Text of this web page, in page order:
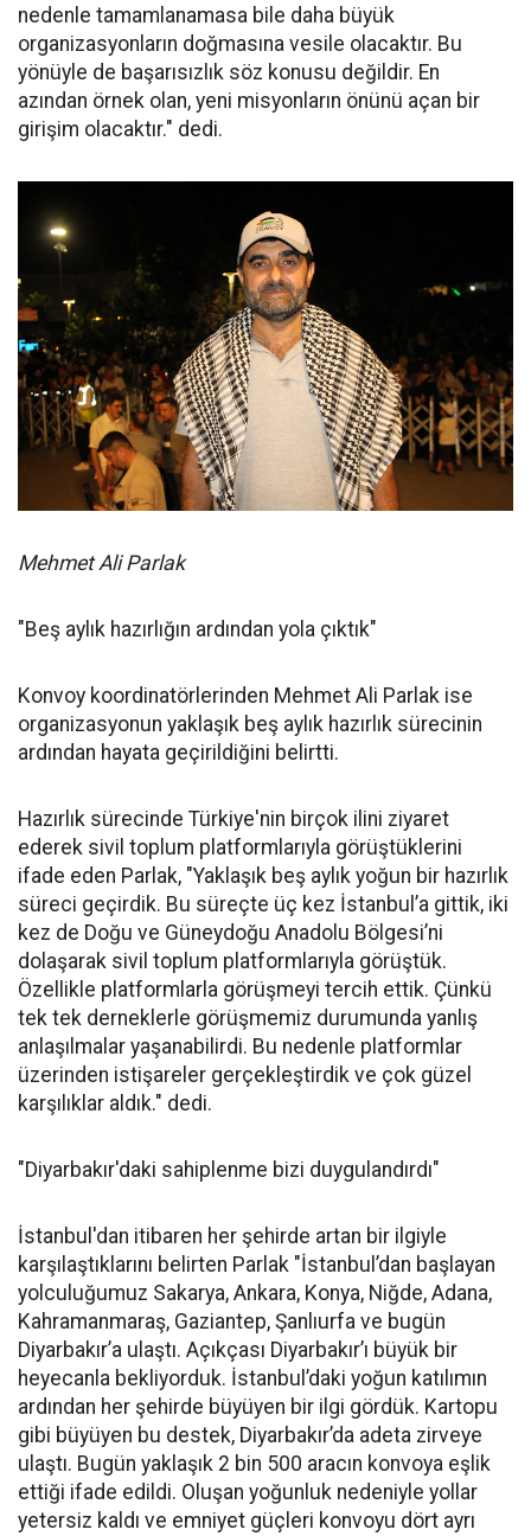
nedenle tamamlanamasa bile daha büyük
organizasyonların doğmasına vesile olacaktır. Bu
yönüyle de başarısızlık söz konusu değildir. En
azından örnek olan, yeni misyonların önünü açan bir
girişim olacaktır." dedi.
Mehmet Ali Parlak
"Beş aylık hazırlığın ardından yola çıktık"
Konvoy koordinatörlerinden Mehmet Ali Parlak ise
organizasyonun yaklaşık beş aylık hazırlık sürecinin
ardından hayata geçirildiğini belirtti.
Hazırlık sürecinde Türkiye'nin birçok ilini ziyaret
ederek sivil toplum platformlarıyla görüştüklerini
ifade eden Parlak, "Yaklaşık beş aylık yoğun bir hazırlık
süreci geçirdik. Bu süreçte üç kez İstanbul’a gittik, iki
kez de Doğu ve Güneydoğu Anadolu Bölgesi’ni
dolaşarak sivil toplum platformlarıyla görüştük.
Özellikle platformlarla görüşmeyi tercih ettik. Çünkü
tek tek derneklerle görüşmemiz durumunda yanlış
anlaşılmalar yaşanabilirdi. Bu nedenle platformlar
üzerinden istişareler gerçekleştirdik ve çok güzel
karşılıklar aldık." dedi.
"Diyarbakır'daki sahiplenme bizi duygulandırdı"
İstanbul'dan itibaren her şehirde artan bir ilgiyle
karşılaştıklarını belirten Parlak "İstanbul’dan başlayan
yolculuğumuz Sakarya, Ankara, Konya, Niğde, Adana,
Kahramanmaraş, Gaziantep, Şanlıurfa ve bugün
Diyarbakır’a ulaştı. Açıkçası Diyarbakır’ı büyük bir
heyecanla bekliyorduk. İstanbul’daki yoğun katılımın
ardından her şehirde büyüyen bir ilgi gördük. Kartopu
gibi büyüyen bu destek, Diyarbakır’da adeta zirveye
ulaştı. Bugün yaklaşık 2 bin 500 aracın konvoya eşlik
ettiği ifade edildi. Oluşan yoğunluk nedeniyle yollar
yetersiz kaldı ve emniyet güçleri konvoyu dört ayrı